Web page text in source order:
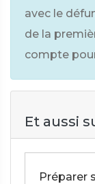
avec le
de la
compte
Et aussi
Préparer